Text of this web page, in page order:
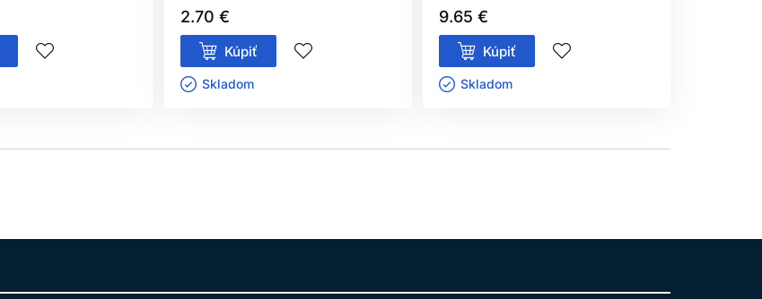
2.70 €
Kúpiť
Skladom ㅤ
9.65 €
Kúpiť
Skladom ㅤ